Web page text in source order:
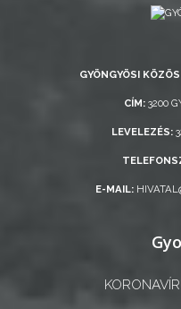
GYÖNGYÖSI
CÍM:3200
LEVELEZÉS:
E-MAIL: